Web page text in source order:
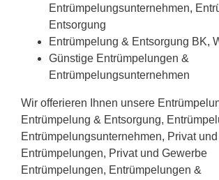
Entrümpelungsunternehmen,
Entsorgung
Entrümpelung & Entsorgung BK,
Günstige Entrümpelungen &
Entrümpelungsunternehmen
Wir offerieren Ihnen unsere
Entrümpelung & Entsorgung,
Entrümpelungsunternehmen, Privat
Entrümpelungen, Privat und Gewerbe
Entrümpelungen, Entrümpelungen &